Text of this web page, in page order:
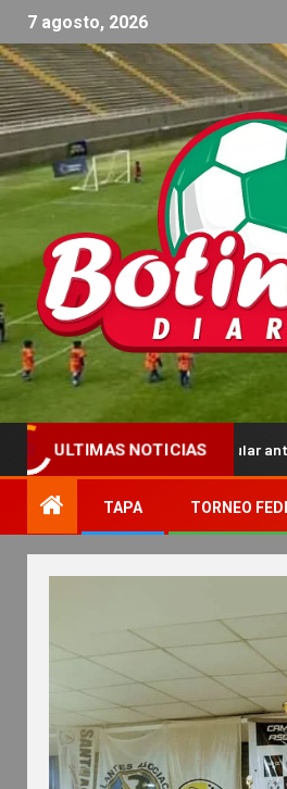
7 agosto, 2026
ULTIMAS NOTICIAS
triangular ante equipos Sub 16
TAPA TORNEO